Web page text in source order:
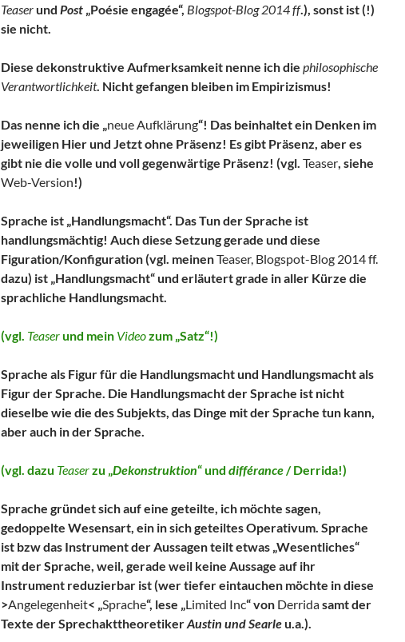
Teaserund Post „Poésie engagée“, Blogspot-Blog 2014 ff.), sonst ist (!)
sie nicht.
Diese dekonstruktive Aufmerksamkeit nenne ich die philosophische
Verantwortlichkeit. Nicht gefangen bleiben im Empirizismus!
Das nenne ich die „neue Aufklärung“! Das beinhaltet ein Denken im
jeweiligen Hier und Jetzt ohne Präsenz! Es gibt Präsenz, aber es
gibt nie die volle und voll gegenwärtige Präsenz! (vgl. Teaser, siehe
Web-Version!)
Sprache ist „Handlungsmacht“. Das Tun der Sprache ist
handlungsmächtig! Auch diese Setzung gerade und diese
Figuration/Konfiguration (vgl. meinenTeaser, Blogspot-Blog 2014 ff.
dazu) ist „Handlungsmacht“ und erläutert grade in aller Kürze die
sprachliche Handlungsmacht.
(vgl. Teaserund mein Videozum „Satz“!)
Sprache als Figur für die Handlungsmacht und Handlungsmacht als
Figur der Sprache. Die Handlungsmacht der Sprache ist nicht
dieselbe wie die des Subjekts, das Dinge mit der Sprache tun kann,
aber auch in der Sprache.
(vgl. dazu Teaserzu „Dekonstruktion“ und différance/ Derrida!)
Sprache gründet sich auf eine geteilte, ich möchte sagen,
gedoppelte Wesensart, ein in sich geteiltes Operativum. Sprache
ist bzw das Instrument der Aussagen teilt etwas „Wesentliches“
mit der Sprache, weil, gerade weil keine Aussage auf ihr
Instrument reduzierbar ist (wer tiefer eintauchen möchte in diese
>Angelegenheit< „Sprache“, lese „Limited Inc“ von Derridasamt der
Texte der SprechakttheoretikerAustin und Searleu.a.).